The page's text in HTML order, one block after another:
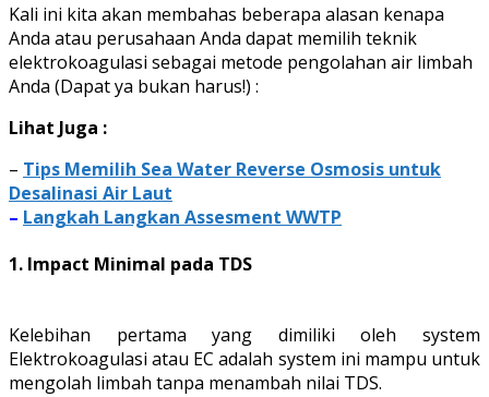
Kali ini kita akan membahas beberapa alasan kenapa
Anda atau perusahaan Anda dapat memilih teknik
elektrokoagulasi sebagai metode pengolahan air limbah
Anda (Dapat ya bukan harus!) :
Lihat Juga :
– Tips Memilih Sea Water Reverse Osmosis untuk
Desalinasi Air Laut
– Langkah Langkan Assesment WWTP
1. Impact Minimal pada TDS
Kelebihan pertama yang dimiliki oleh system
Elektrokoagulasi atau EC adalah system ini mampu untuk
mengolah limbah tanpa menambah nilai TDS.